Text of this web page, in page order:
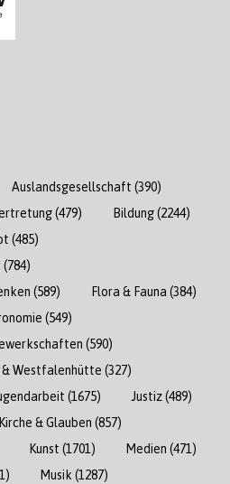
Auslandsgesellschaft (390)
(479) Bildung(2244)
(485)
(784)
(589) Flora & Fauna (384)
(549)
(590)
& Westfalenhütte (327)
(1675) Justiz(489)
Kirche & Glauben (857)
Kunst (1701) Medien (471)
Musik (1287)